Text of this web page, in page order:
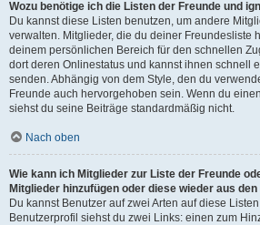
Wozu benötige ich die Listen der Freunde und
Du kannst diese Listen benutzen, um andere
verwalten. Mitglieder, die du deiner Freundesliste
deinem persönlichen Bereich für den schnellen
dort deren Onlinestatus und kannst ihnen schnell
senden. Abhängig von dem Style, den du
Freunde auch hervorgehoben sein. Wenn du
siehst du seine Beiträge standardmäßig nicht.
Nach oben
Wie kann ich Mitglieder zur Liste der Freunde
Mitglieder hinzufügen oder diese wieder aus
Du kannst Benutzer auf zwei Arten auf diese
Benutzerprofil siehst du zwei Links: einen zum